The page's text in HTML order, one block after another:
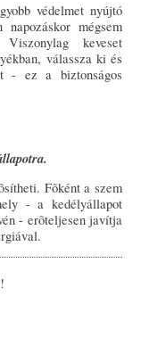
védelmet nyújtó
mégsem
keveset
válassza ki és
- ez a biztonságos
Fõként a szem
- a kedélyállapot
- erõteljesen javítja